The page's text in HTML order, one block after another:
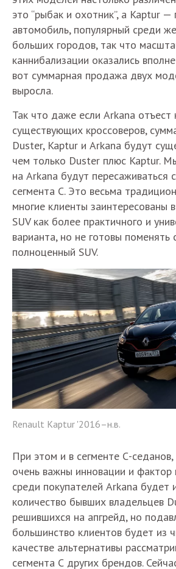
это “рыбак и охотник”, а Kaptur —
автомобиль, популярный среди
больших городов, так что
каннибализации оказались
вот суммарная продажа двух
выросла.
Так что даже если Arkana
существующих кроссоверов,
Duster, Kaptur и Arkana будут
чем только Duster плюс Kaptur.
на Arkana будут пересаживаться
сегмента С. Это весьма
многие клиенты заинтересованы
SUV как более практичного и
варианта, но не готовы поменять
полноценный SUV.
Renault Kaptur '2016–н.в.
При этом и в сегменте С-седанов,
очень важны инновации и
среди покупателей Arkana будет
количество бывших владельцев
решившихся на апгрейд, но
большинство клиентов будет из
качестве альтернативы
сегмента С других брендов.